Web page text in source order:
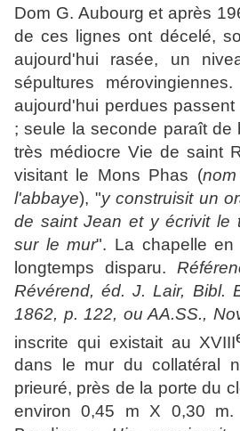
Dom G. Aubourg et après
de ces lignes ont décelé,
aujourd'hui rasée, un
sépultures
aujourd'hui perdues
; seule la seconde paraît de
très médiocre Vie de saint
visitant le Mons Phas (
l'abbaye), "y construisit un
de saint Jean et y écrivit le
sur le mur". La chapelle en
longtemps disparu.
Révérend, éd. J. Lair, Bibl.
1862, p. 122, ou AA.SS.,
inscrite qui existait au XVIII
dans le mur du collatéral
prieuré, près de la porte du
environ 0,45 m X 0,30 m.